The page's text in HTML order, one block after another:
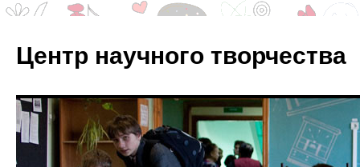
Центр научного творчества